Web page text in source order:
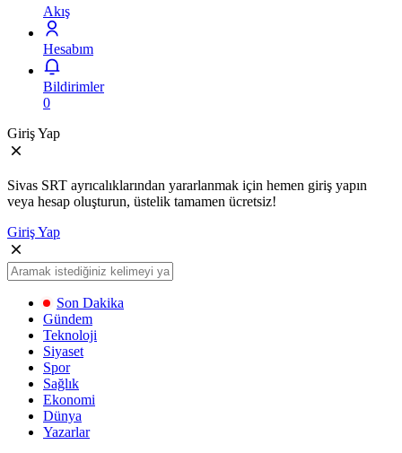
Akış
Hesabım
Bildirimler
0
Giriş Yap
Sivas SRT ayrıcalıklarından yararlanmak için hemen giriş yapın
veya hesap oluşturun, üstelik tamamen ücretsiz!
Giriş Yap
Son Dakika
Gündem
Teknoloji
Siyaset
Spor
Sağlık
Ekonomi
Dünya
Yazarlar